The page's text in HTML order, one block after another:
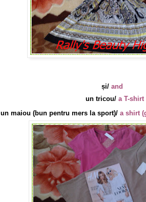
și/ and
un tricou/ a T-shirt
un maiou (bun pentru mers la sport)/ a shirt